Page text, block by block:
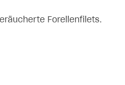
Forellenfilets.